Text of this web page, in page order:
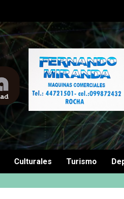
Culturales Turismo